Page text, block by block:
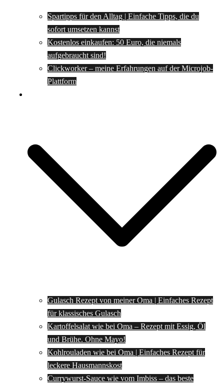
Spartipps für den Alltag | Einfache Tipps, die du
sofort umsetzen kannst
Kostenlos einkaufen: 50 Euro, die niemals
aufgebraucht sind!
Clickworker – meine Erfahrungen auf der Microjob-
Plattform
Gulasch Rezept von meiner Oma | Einfaches Rezept
für klassisches Gulasch
Kartoffelsalat wie bei Oma – Rezept mit Essig, Öl
und Brühe. Ohne Mayo!
Kohlrouladen wie bei Oma | Einfaches Rezept für
leckere Hausmannskost
Currywurst-Sauce wie vom Imbiss – das beste